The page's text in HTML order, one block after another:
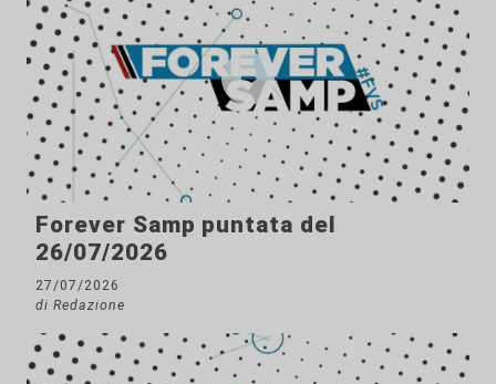
Forever Samp puntata del
26/07/2026
27/07/2026
di Redazione